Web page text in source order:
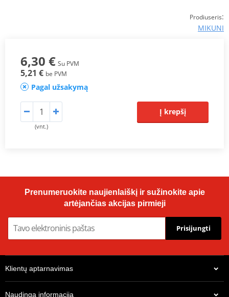
Prodiuseris:
MIKUNI
6,30 € Su PVM
5,21 € be PVM
Pagal užsakymą
(vnt.)
Į krepšį
Prenumeruokite naujienlaiškį ir sužinokite apie
artėjančias akcijas pirmieji
Prisijungti
Klientų aptarnavimas
Naudinga informacija